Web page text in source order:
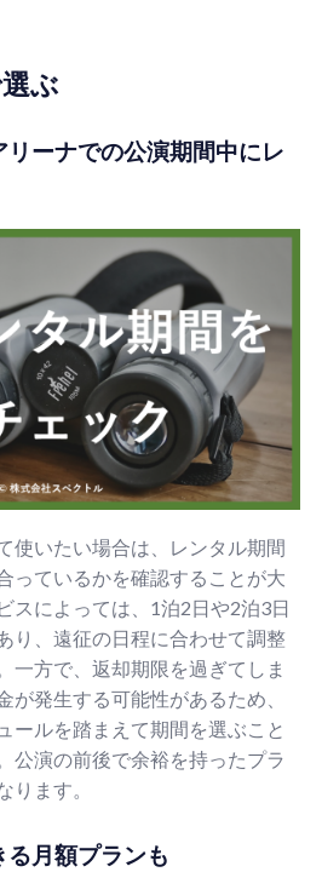
ぶ
ーナでの公演期間中にレ
使いたい場合は、レンタル期間
っているかを確認することが大
スによっては、1泊2日や2泊3日
り、遠征の日程に合わせて調整
一方で、返却期限を過ぎてしま
が発生する可能性があるため、
ールを踏まえて期間を選ぶこと
公演の前後で余裕を持ったプラ
ります。
月額プランも